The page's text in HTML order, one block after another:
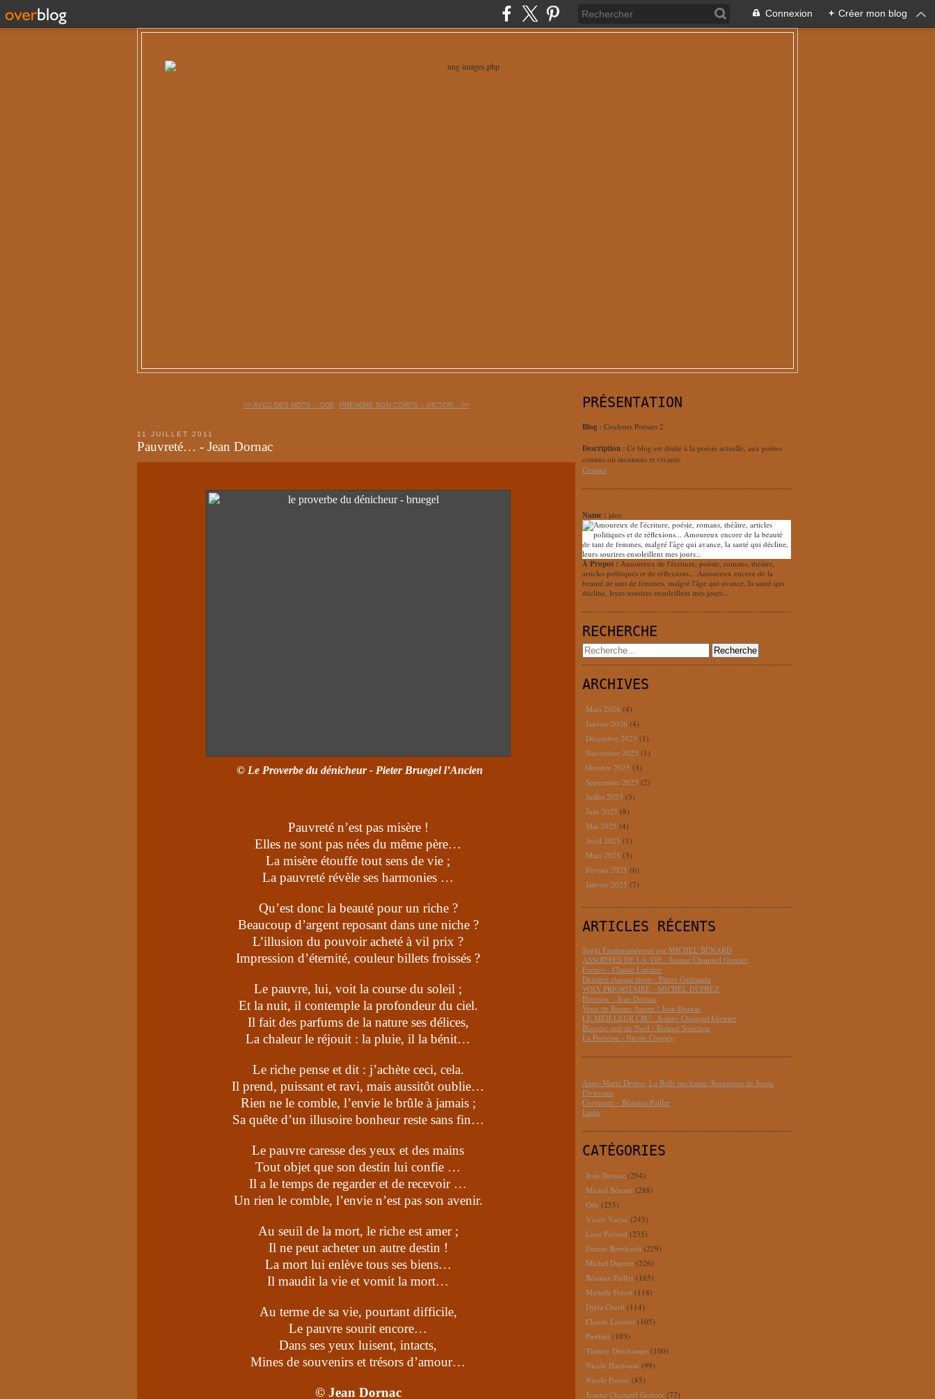
Connexion + Créer mon blog
<< AVEC DES MOTS – ODE PRENDRE SON CORPS – VICTOR... >>
11 JUILLET 2011
Pauvreté… - Jean Dornac
© Le Proverbe du dénicheur - Pieter Bruegel l’Ancien
Pauvreté n’est pas misère !
Elles ne sont pas nées du même père…
La misère étouffe tout sens de vie ;
La pauvreté révèle ses harmonies …
Qu’est donc la beauté pour un riche ?
Beaucoup d’argent reposant dans une niche ?
L’illusion du pouvoir acheté à vil prix ?
Impression d’éternité, couleur billets froissés ?
Le pauvre, lui, voit la course du soleil ;
Et la nuit, il contemple la profondeur du ciel.
Il fait des parfums de la nature ses délices,
La chaleur le réjouit : la pluie, il la bénit…
Le riche pense et dit : j’achète ceci, cela.
Il prend, puissant et ravi, mais aussitôt oublie…
Rien ne le comble, l’envie le brûle à jamais ;
Sa quête d’un illusoire bonheur reste sans fin…
Le pauvre caresse des yeux et des mains
Tout objet que son destin lui confie …
Il a le temps de regarder et de recevoir …
Un rien le comble, l’envie n’est pas son avenir.
Au seuil de la mort, le riche est amer ;
Il ne peut acheter un autre destin !
La mort lui enlève tous ses biens…
Il maudit la vie et vomit la mort…
Au terme de sa vie, pourtant difficile,
Le pauvre sourit encore…
Dans ses yeux luisent, intacts,
Mines de souvenirs et trésors d’amour…
© Jean Dornac
PRÉSENTATION
Blog : Couleurs Poésies 2
Description : Ce blog est dédié à la poésie actuelle, aux poètes
connus ou inconnus et vivants.
Contact
Name : jdor
À Propos : Amoureux de l'écriture, poésie, romans, théâtre,
articles politiques et de réflexions... Amoureux encore de la
beauté de tant de femmes, malgré l'âge qui avance, la santé qui
décline, leurs sourires ensoleillent mes jours...
RECHERCHE
ARCHIVES
Mars 2026 (4)
Janvier 2026 (4)
Décembre 2025 (1)
Novembre 2025 (1)
Octobre 2025 (3)
Septembre 2025 (2)
Juillet 2025 (3)
Juin 2025 (8)
Mai 2025 (4)
Avril 2025 (1)
Mars 2025 (3)
Février 2025 (6)
Janvier 2025 (7)
ARTICLES RÉCENTS
Saghi Farahmandpour par MICHEL BÉNARD
ASSOIFFÉS DE LA VIE - Jeanne Champel Grenier
Furtive - Claude Luezior
Derrière chaque front - Pierre Guérande
VOIX PRIORITAIRE - MICHEL DUPREZ
Horizon – Jean Dornac
Veux de Bonne Année ! Jean Dornac
LE MEILLEUR CRU - Jeanne Champel Grenier
Blanche nuit de Noël - Roland Souchon
La Poétesse - Nicole Coppey
Anne-Marie Derèse, La Belle me hante. Recension de Sonia
Elvireanu
Corbeaux – Béatrice Pailler
Links
CATÉGORIES
Jean Dornac (294)
Michel Bénard (288)
Ode (255)
Victor Varjac (245)
Luce Péclard (235)
Denise Bernhardt (229)
Michel Duprez (226)
Béatrice Pailler (165)
Michèle Freud (118)
Djida Cherfi (114)
Claude Luezior (105)
Pierfetz (103)
Thierry Deschamps (100)
Nicole Hardouin (99)
Nicole Portay (85)
Jeanne Champel Grenier (77)